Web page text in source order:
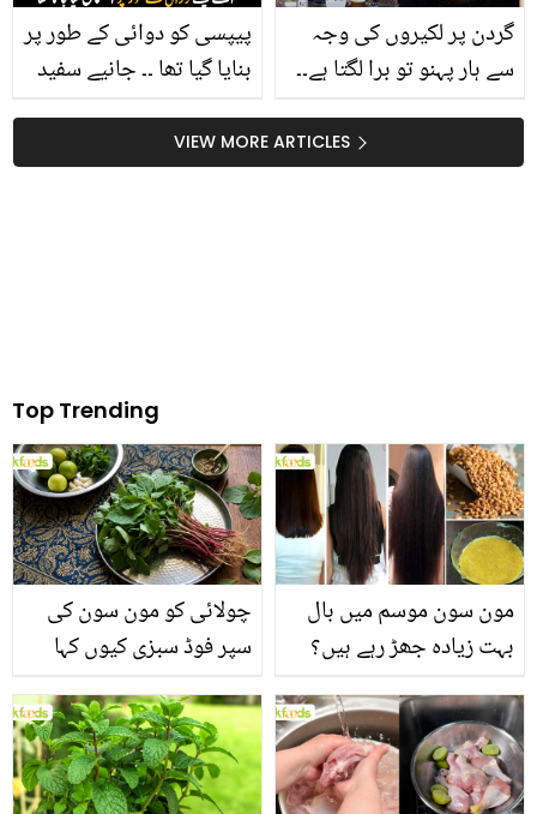
پیپسی کو دوائی کے طور پر
بنایا گیا تھا ۔۔ جانیے سفید
پیپسی کیوں بنائی گئی
تھی اور کیا اب بھی ملتی
ہے؟
گردن پر لکیروں کی وجہ
سے ہار پہنو تو برا لگتا ہے۔۔
ڈاکٹر ام راحیل نے بتائے
گردن سے لکیریں کم کرنے
کے آسان ٹوٹکے
VIEW MORE ARTICLES
Top Trending
چولائی کو مون سون کی
سپر فوڈ سبزی کیوں کہا
جاتا ہے؟ جانیں وٹامنز،
منرلز اور اینٹی آکسیڈنٹس
سے بھرپور اس سبزی کے
فائدے
مون سون موسم میں بال
بہت زیادہ جھڑ رہے ہیں؟
جانیں بالوں کو مضبوط
بنانے کے چند قدرتی طریقے